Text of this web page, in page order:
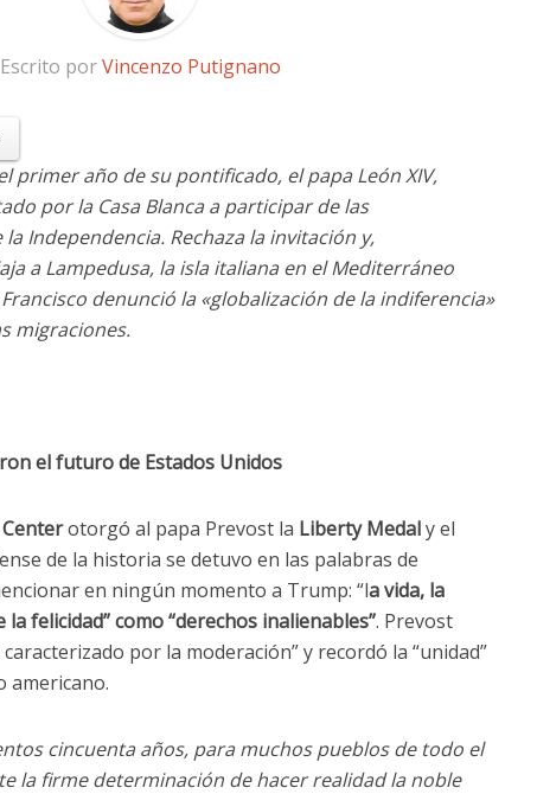
Escrito porVincenzo Putignano
primer año de su pontificado, el papa León XIV,
por la Casa Blanca a participar de las
Independencia. Rechaza la invitación y,
a Lampedusa, la isla italiana en el Mediterráneo
denunció la «globalización de la indiferencia»
migraciones.
el futuro de Estados Unidos
otorgó al papa Prevost la Liberty Medaly el
de la historia se detuvo en las palabras de
en ningún momento a Trump: “la vida, la
felicidad” como “derechos inalienables”. Prevost
por la moderación” y recordó la “unidad”
americano.
cincuenta años, para muchos pueblos de todo el
la firme determinación de hacer realidad la noble